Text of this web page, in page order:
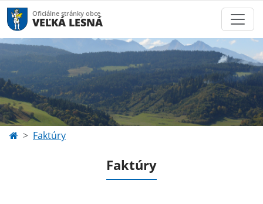
Oficiálne stránky obce
VEĽKÁ LESNÁ
Faktúry
Faktúry